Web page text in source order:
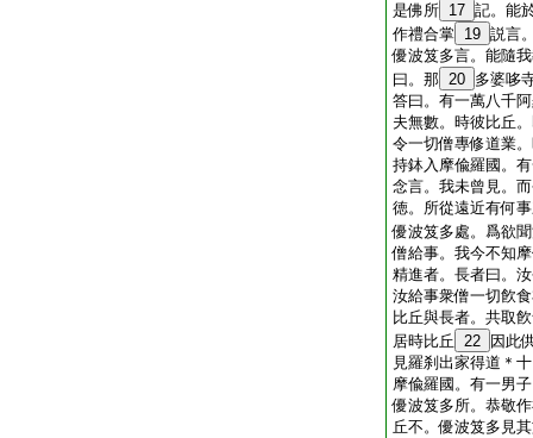
是佛所 17 記。能
作禮合掌 19 説言
優波笈多言。能隨
曰。那 20 多婆哆
答曰。有一萬八千
夫無數。時彼比丘
令一切僧專修道業
持鉢入摩偸羅國。
念言。我未曾見。
徳。所從遠近有何
優波笈多處。爲欲
僧給事。我今不知
精進者。長者曰。
汝給事衆僧一切飮
比丘與長者。共取
居時比丘 22
因此
見羅刹出家得道＊
摩偸羅國。有一男
優波笈多所。恭敬
丘不。優波笈多見